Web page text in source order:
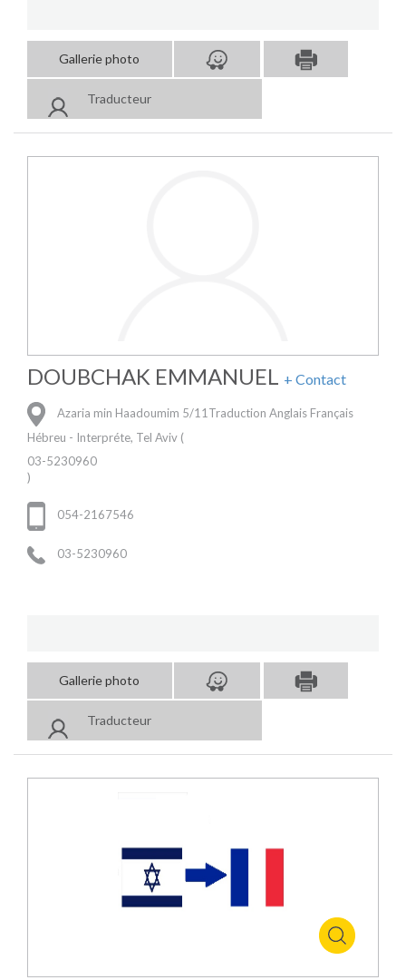
Gallerie photo
Traducteur
DOUBCHAK EMMANUEL + Contact
Azaria min Haadoumim 5/11Traduction Anglais Français
Hébreu - Interpréte, Tel Aviv (
03-5230960
)
054-2167546
03-5230960
Gallerie photo
Traducteur